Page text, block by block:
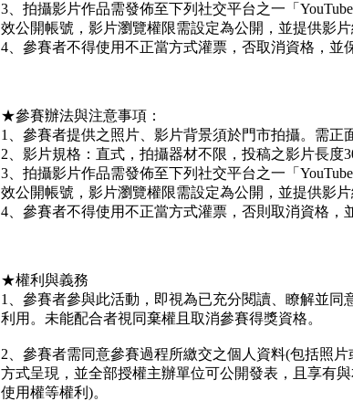
3、拍攝影片作品需發佈至下列社交平台之一「
效公開帳號，影片瀏覽權限需設定為公開，並提供影片
4、參賽者不得使用不正當方式灌票，否取消資格，並
★參賽辦法與注意事項：
1、參賽者提供之照片、影片背景須於門市拍攝。需正
2、影片規格：直式，拍攝器材不限，投稿之影片長度
3、拍攝影片作品需發佈至下列社交平台之一「
效公開帳號，影片瀏覽權限需設定為公開，並提供影片
4、參賽者不得使用不正當方式灌票，否則取消資格，
★權利與義務
1、參賽者參與此活動，即視為已充分閱讀、瞭解並
利用。未能配合者視同棄權且取消參賽得獎資格。
2、參賽者需同意參賽過程所繳交之個人資料(包括照
方式呈現，並全部授權主辦單位可公開發表，且享有
使用權等權利)。